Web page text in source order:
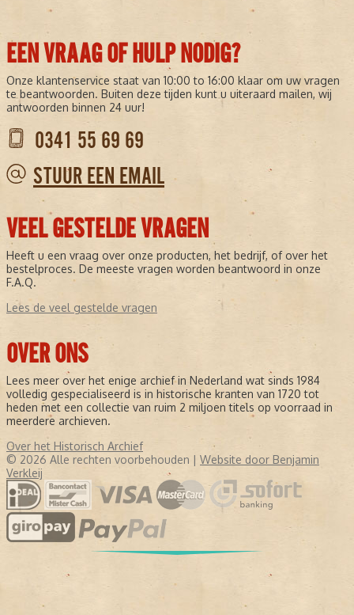
EEN VRAAG OF HULP NODIG?
Onze klantenservice staat van 10:00 to 16:00 klaar om uw vragen
te beantwoorden. Buiten deze tijden kunt u uiteraard mailen, wij
antwoorden binnen 24 uur!
0341 55 69 69
STUUR EEN EMAIL
VEEL GESTELDE VRAGEN
Heeft u een vraag over onze producten, het bedrijf, of over het
bestelproces. De meeste vragen worden beantwoord in onze
F.A.Q.
Lees de veel gestelde vragen
OVER ONS
Lees meer over het enige archief in Nederland wat sinds 1984
volledig gespecialiseerd is in historische kranten van 1720 tot
heden met een collectie van ruim 2 miljoen titels op voorraad in
meerdere archieven.
Over het Historisch Archief
© 2026 Alle rechten voorbehouden | Website door Benjamin
Verkleij